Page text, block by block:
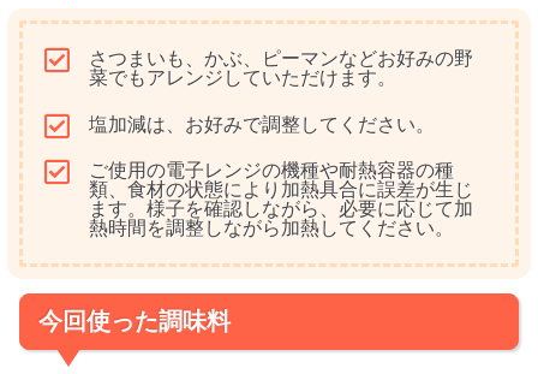
さつまいも、かぶ、ピーマンなどお好みの野
菜でもアレンジしていただけます。
塩加減は、お好みで調整してください。
ご使用の電子レンジの機種や耐熱容器の種
類、食材の状態により加熱具合に誤差が生じ
ます。様子を確認しながら、必要に応じて加
熱時間を調整しながら加熱してください。
今回使った調味料